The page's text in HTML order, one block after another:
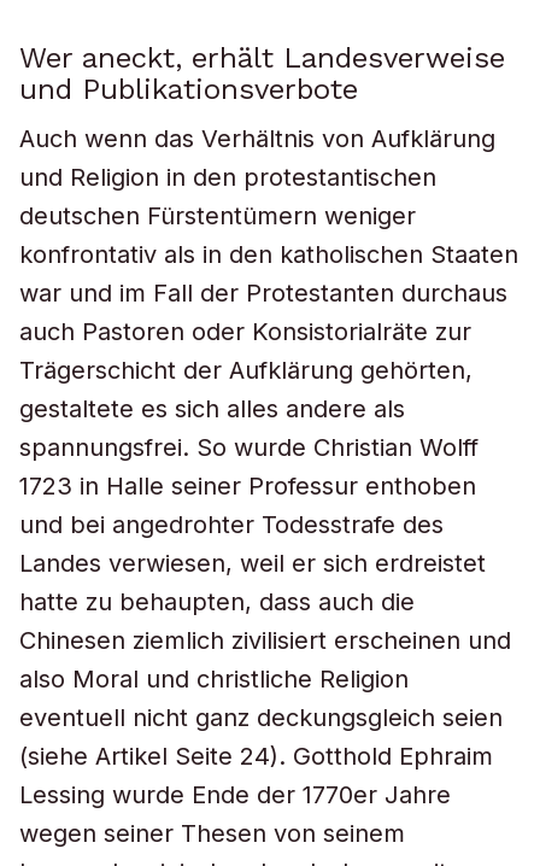
Wer aneckt, erhält Landesverweise
und Publikationsverbote
Auch wenn das Verhältnis von Aufklärung
und Religion in den protestantischen
deutschen Fürstentümern weniger
konfrontativ als in den katholischen Staaten
war und im Fall der Protestanten durchaus
auch Pastoren oder Konsistorialräte zur
Trägerschicht der Aufklärung gehörten,
gestaltete es sich alles andere als
spannungsfrei. So wurde Christian Wolff
1723 in Halle seiner Professur enthoben
und bei angedrohter Todesstrafe des
Landes verwiesen, weil er sich erdreistet
hatte zu behaupten, dass auch die
Chinesen ziemlich zivilisiert erscheinen und
also Moral und christliche Religion
eventuell nicht ganz deckungsgleich seien
(siehe Artikel Seite 24). Gotthold Ephraim
Lessing wurde Ende der 1770er Jahre
wegen seiner Thesen von seinem